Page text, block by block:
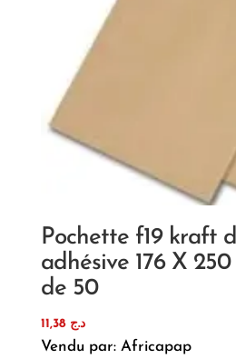
Pochette f19 kraft
adhésive 176 X
de 50
د.ج 11,38
Vendu par: Africapap